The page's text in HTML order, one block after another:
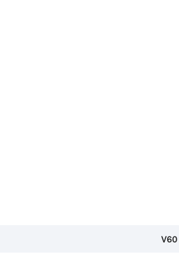
V60